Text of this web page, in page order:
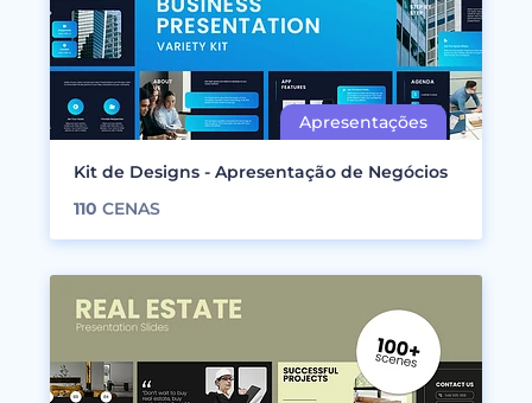
Kit de Designs - Apresentação de Negócios
110 CENAS